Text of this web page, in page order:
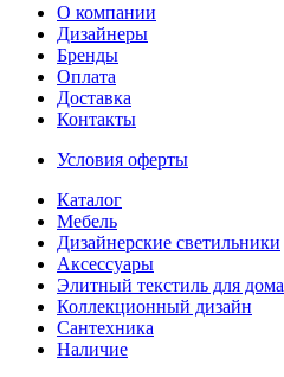
О компании
Дизайнеры
Бренды
Оплата
Доставка
Контакты
Условия оферты
Каталог
Мебель
Дизайнерские светильники
Аксессуары
Элитный текстиль для дома
Коллекционный дизайн
Сантехника
Наличие